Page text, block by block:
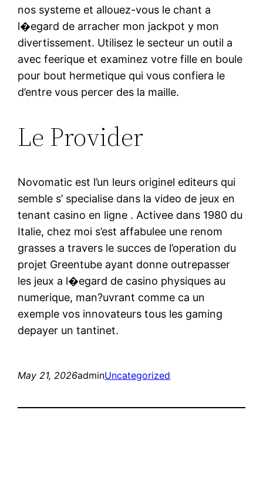
nos systeme et allouez-vous le chant a
l�egard de arracher mon jackpot y mon
divertissement. Utilisez le secteur un outil a
avec feerique et examinez votre fille en boule
pour bout hermetique qui vous confiera le
d’entre vous percer des la maille.
Le Provider
Novomatic est l’un leurs originel editeurs qui
semble s’ specialise dans la video de jeux en
tenant casino en ligne . Activee dans 1980 du
Italie, chez moi s’est affabulee une renom
grasses a travers le succes de l’operation du
projet Greentube ayant donne outrepasser
les jeux a l�egard de casino physiques au
numerique, man?uvrant comme ca un
exemple vos innovateurs tous les gaming
depayer un tantinet.
May 21, 2026adminUncategorized